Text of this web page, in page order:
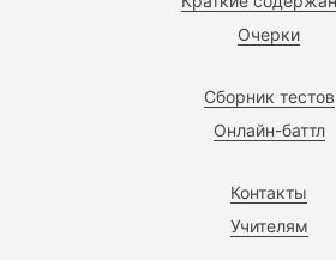
Очерки
Сборник тестов
Онлайн-баттл
Контакты
Учителям